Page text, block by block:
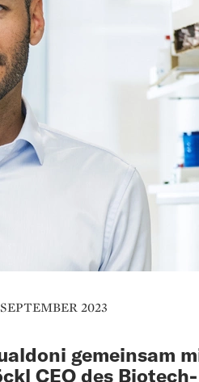
SEPTEMBER 2023
gemeinsam
CEO des Biotech-